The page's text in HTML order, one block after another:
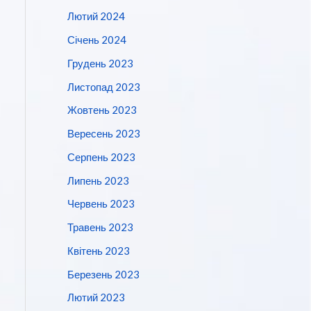
Лютий 2024
Січень 2024
Грудень 2023
Листопад 2023
Жовтень 2023
Вересень 2023
Серпень 2023
Липень 2023
Червень 2023
Травень 2023
Квітень 2023
Березень 2023
Лютий 2023